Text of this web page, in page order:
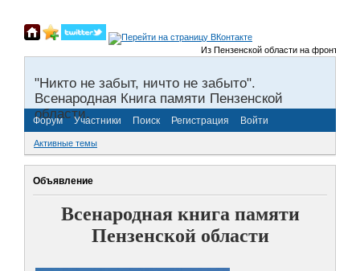
Из Пензенской области на фронты
"Никто не забыт, ничто не забыто".
Всенародная Книга памяти Пензенской
области.
Форум Участники Поиск Регистрация Войти
Активные темы
Объявление
Всенародная книга памяти
Пензенской области